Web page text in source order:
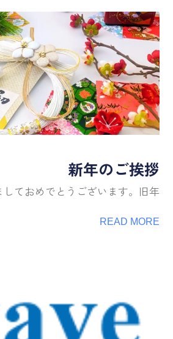
新年のご挨拶
ておめでとうございます。旧年
READ MORE